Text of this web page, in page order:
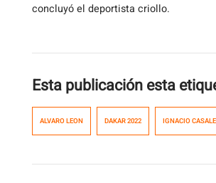
concluyó el deportista criollo.
Esta publicación esta
ALVARO LEON DAKAR 2022 IGNACIO CASALE